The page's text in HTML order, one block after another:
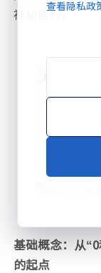
神秘面纱。
基础概念：从
的起点
查看隐私政